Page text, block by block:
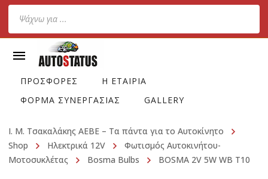
Products
search
ΠΡΟΣΦΟΡΕΣ
Η ΕΤΑΙΡΙΑ
ΦΟΡΜΑ ΣΥΝΕΡΓΑΣΙΑΣ
GALLERY
Ι. Μ. Τσακαλάκης ΑΕΒΕ – Τα πάντα για το Αυτοκίνητο
Shop
Ηλεκτρικά 12V
Φωτισμός Αυτοκινήτου-
Μοτοσυκλέτας
Bosma Bulbs BOSMA 2V 5W WB T10